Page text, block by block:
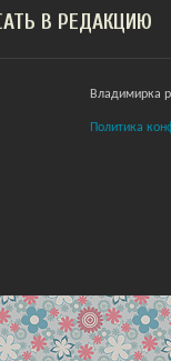
В РЕДАКЦИЮ
Владимирка
Политика